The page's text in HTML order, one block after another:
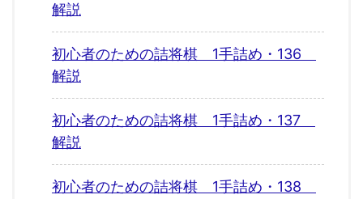
解説
初心者のための詰将棋 1手詰め・136
解説
初心者のための詰将棋 1手詰め・137
解説
初心者のための詰将棋 1手詰め・138